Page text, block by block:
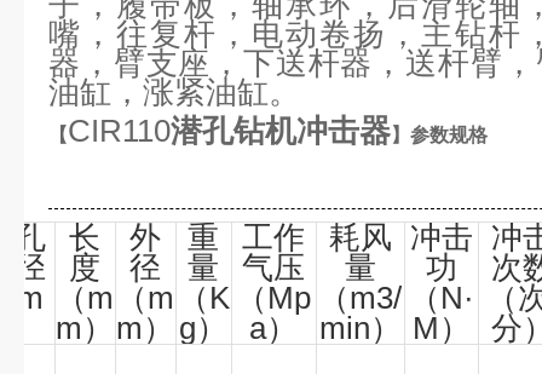
嘴，往复杆，电动卷扬，主钻杆
器，臂支座，下送杆器，送杆臂
油缸，涨紧油缸。
【CIR110潜孔钻机冲击器】参数规格
孔
径
m
长
度
（m
m）
外
径
（m
m）
重
量
（K
g）
工作
气压
（Mp
a）
耗风
量
（m3/
min）
冲击
功
（N·
M）
冲
次
（
分